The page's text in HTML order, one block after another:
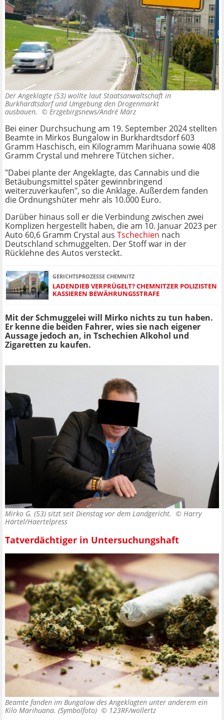
Der Angeklagte (53) wollte laut Staatsanwaltschaft in
Burkhardtsdorf und Umgebung den Drogenmarkt
ausbauen. © Erzgebirgsnews/André März
Bei einer Durchsuchung am 19. September 2024 stellten
Beamte in Mirkos Bungalow in Burkhardtsdorf 603
Gramm Haschisch, ein Kilogramm Marihuana sowie 408
Gramm Crystal und mehrere Tütchen sicher.
"Dabei plante der Angeklagte, das Cannabis und die
Betäubungsmittel später gewinnbringend
weiterzuverkaufen", so die Anklage. Außerdem fanden
die Ordnungshüter mehr als 10.000 Euro.
Darüber hinaus soll er die Verbindung zwischen zwei
Komplizen hergestellt haben, die am 10. Januar 2023 per
Auto 60,6 Gramm Crystal aus Tschechien nach
Deutschland schmuggelten. Der Stoff war in der
Rücklehne des Autos versteckt.
GERICHTSPROZESSE CHEMNITZ
LADENDIEB VERPRÜGELT? CHEMNITZER POLIZISTEN
KASSIEREN BEWÄHRUNGSSTRAFE
Mit der Schmuggelei will Mirko nichts zu tun haben.
Er kenne die beiden Fahrer, wies sie nach eigener
Aussage jedoch an, in Tschechien Alkohol und
Zigaretten zu kaufen.
Mirko G. (53) sitzt seit Dienstag vor dem Landgericht. © Harry
Härtel/Haertelpress
Tatverdächtiger in Untersuchungshaft
Beamte fanden im Bungalow des Angeklagten unter anderem ein
Kilo Marihuana. (Symbolfoto) © 123RF/wollertz